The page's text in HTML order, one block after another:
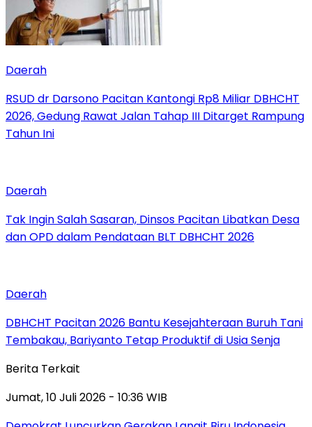
Daerah
RSUD dr Darsono Pacitan Kantongi Rp8 Miliar DBHCHT
2026, Gedung Rawat Jalan Tahap III Ditarget Rampung
Tahun Ini
Daerah
Tak Ingin Salah Sasaran, Dinsos Pacitan Libatkan Desa
dan OPD dalam Pendataan BLT DBHCHT 2026
Daerah
DBHCHT Pacitan 2026 Bantu Kesejahteraan Buruh Tani
Tembakau, Bariyanto Tetap Produktif di Usia Senja
Berita Terkait
Jumat, 10 Juli 2026 - 10:36 WIB